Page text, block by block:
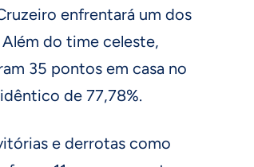
enfrentará um dos
do time celeste,
35 pontos em casa no
de 77,78%.
e derrotas como